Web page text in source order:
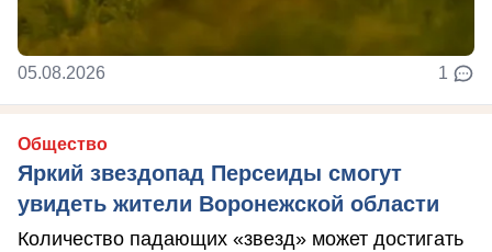
05.08.2026 1
Общество
Яркий звездопад Персеиды смогут
увидеть жители Воронежской области
Количество падающих «звезд» может достигать